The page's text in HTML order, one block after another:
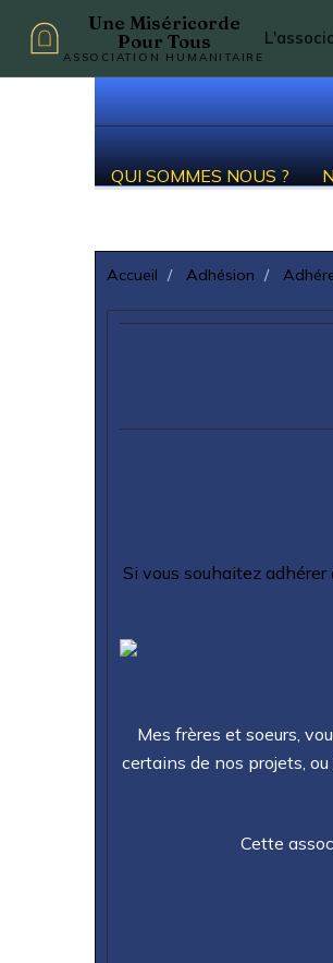
Une Miséricorde
Pour Tous
ASSOCIATION HUMANITAIRE
QUI SOMMES NOUS ?
Accueil Adhésion
Si vous souhaitez
Mes frères et soeurs,
certains de nos projets,
Cette